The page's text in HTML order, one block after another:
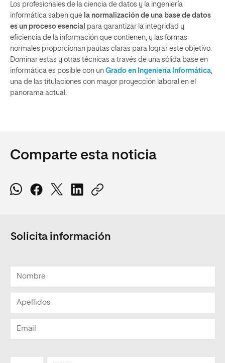
Los profesionales de la ciencia de datos y la ingeniería
informática saben que la normalización de una base de datos
es un proceso esencial para garantizar la integridad y
eficiencia de la información que contienen, y las formas
normales proporcionan pautas claras para lograr este objetivo.
Dominar estas y otras técnicas a través de una sólida base en
informática es posible con un Grado en Ingeniería Informática,
una de las titulaciones con mayor proyección laboral en el
panorama actual.
Comparte esta noticia
Solicita información